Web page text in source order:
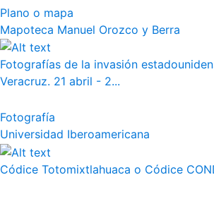
Plano o mapa
Mapoteca Manuel Orozco y Berra
Fotografías de la invasión
Veracruz. 21 abril - 2...
Fotografía
Universidad Iberoamericana
Códice Totomixtlahuaca o Códice